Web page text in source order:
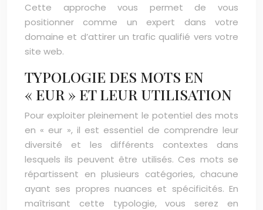
Cette approche vous permet de vous
positionner comme un expert dans votre
domaine et d’attirer un trafic qualifié vers votre
site web.
TYPOLOGIE DES MOTS EN
« EUR » ET LEUR UTILISATION
Pour exploiter pleinement le potentiel des mots
en « eur », il est essentiel de comprendre leur
diversité et les différents contextes dans
lesquels ils peuvent être utilisés. Ces mots se
répartissent en plusieurs catégories, chacune
ayant ses propres nuances et spécificités. En
maîtrisant cette typologie, vous serez en